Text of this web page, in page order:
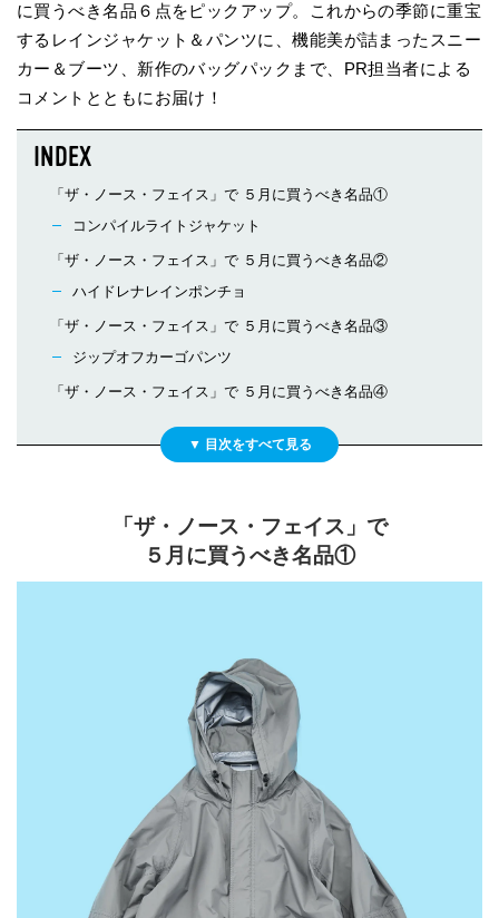
に買うべき名品６点をピックアップ。これからの季節に重宝
するレインジャケット＆パンツに、機能美が詰まったスニー
カー＆ブーツ、新作のバッグパックまで、PR担当者による
コメントとともにお届け！
「ザ・ノース・フェイス」で ５月に買うべき名品①
コンパイルライトジャケット
「ザ・ノース・フェイス」で ５月に買うべき名品②
ハイドレナレインポンチョ
「ザ・ノース・フェイス」で ５月に買うべき名品③
ジップオフカーゴパンツ
「ザ・ノース・フェイス」で ５月に買うべき名品④
「ザ・ノース・フェイス」で
５月に買うべき名品①